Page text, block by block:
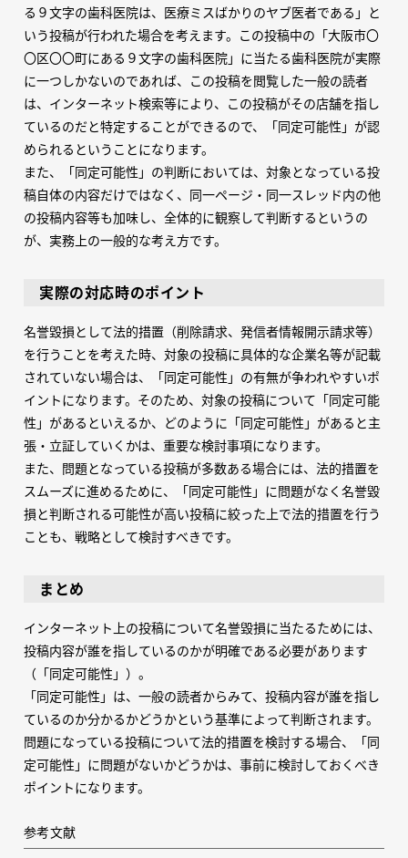
る９文字の歯科医院は、医療ミスばかりのヤブ医者である」と
いう投稿が行われた場合を考えます。この投稿中の「大阪市〇
〇区〇〇町にある９文字の歯科医院」に当たる歯科医院が実際
に一つしかないのであれば、この投稿を閲覧した一般の読者
は、インターネット検索等により、この投稿がその店舗を指し
ているのだと特定することができるので、「同定可能性」が認
められるということになります。
また、「同定可能性」の判断においては、対象となっている投
稿自体の内容だけではなく、同一ページ・同一スレッド内の他
の投稿内容等も加味し、全体的に観察して判断するというの
が、実務上の一般的な考え方です。
実際の対応時のポイント
名誉毀損として法的措置（削除請求、発信者情報開示請求等）
を行うことを考えた時、対象の投稿に具体的な企業名等が記載
されていない場合は、「同定可能性」の有無が争われやすいポ
イントになります。そのため、対象の投稿について「同定可能
性」があるといえるか、どのように「同定可能性」があると主
張・立証していくかは、重要な検討事項になります。
また、問題となっている投稿が多数ある場合には、法的措置を
スムーズに進めるために、「同定可能性」に問題がなく名誉毀
損と判断される可能性が高い投稿に絞った上で法的措置を行う
ことも、戦略として検討すべきです。
まとめ
インターネット上の投稿について名誉毀損に当たるためには、
投稿内容が誰を指しているのかが明確である必要があります
（「同定可能性」）。
「同定可能性」は、一般の読者からみて、投稿内容が誰を指し
ているのか分かるかどうかという基準によって判断されます。
問題になっている投稿について法的措置を検討する場合、「同
定可能性」に問題がないかどうかは、事前に検討しておくべき
ポイントになります。
参考文献